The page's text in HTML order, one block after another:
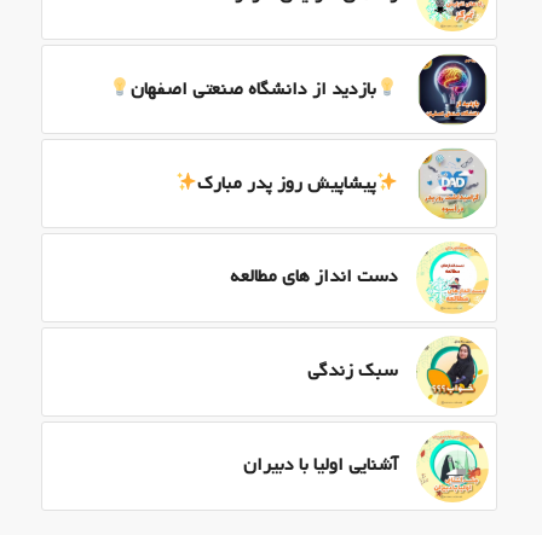
بازدید از دانشگاه صنعتی اصفهان
پیشاپیش روز پدر مبارک
دست انداز های مطالعه
سبک زندگی
آشنایی اولیا با دبیران